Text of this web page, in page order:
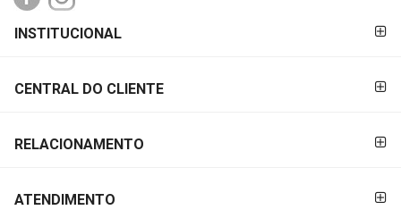
CENTRAL
DO
PAGAMENTO
INSTITUCIONAL
CENTRAL DO CLIENTE
RELACIONAMENTO
ATENDIMENTO